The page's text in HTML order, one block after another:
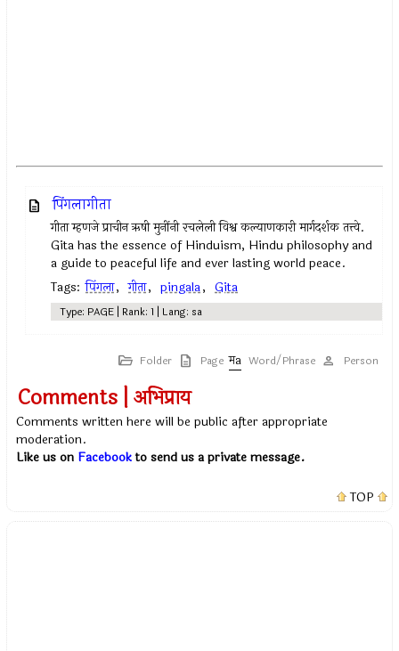
पिंगलागीता
गीता म्हणजे प्राचीन ऋषी मुनींनी रचलेली विश्व कल्याणकारी मार्गदर्शक तत्त्वे.
Gita has the essence of Hinduism, Hindu philosophy and
a guide to peaceful life and ever lasting world peace.
Tags: पिंगला, गीता, pingala, Gita
Type: PAGE | Rank: 1 | Lang: sa
Folder Page Word/Phrase Person
Comments | अभिप्राय
Comments written here will be public after appropriate
moderation.
Like us on Facebookto send us a private message.
TOP